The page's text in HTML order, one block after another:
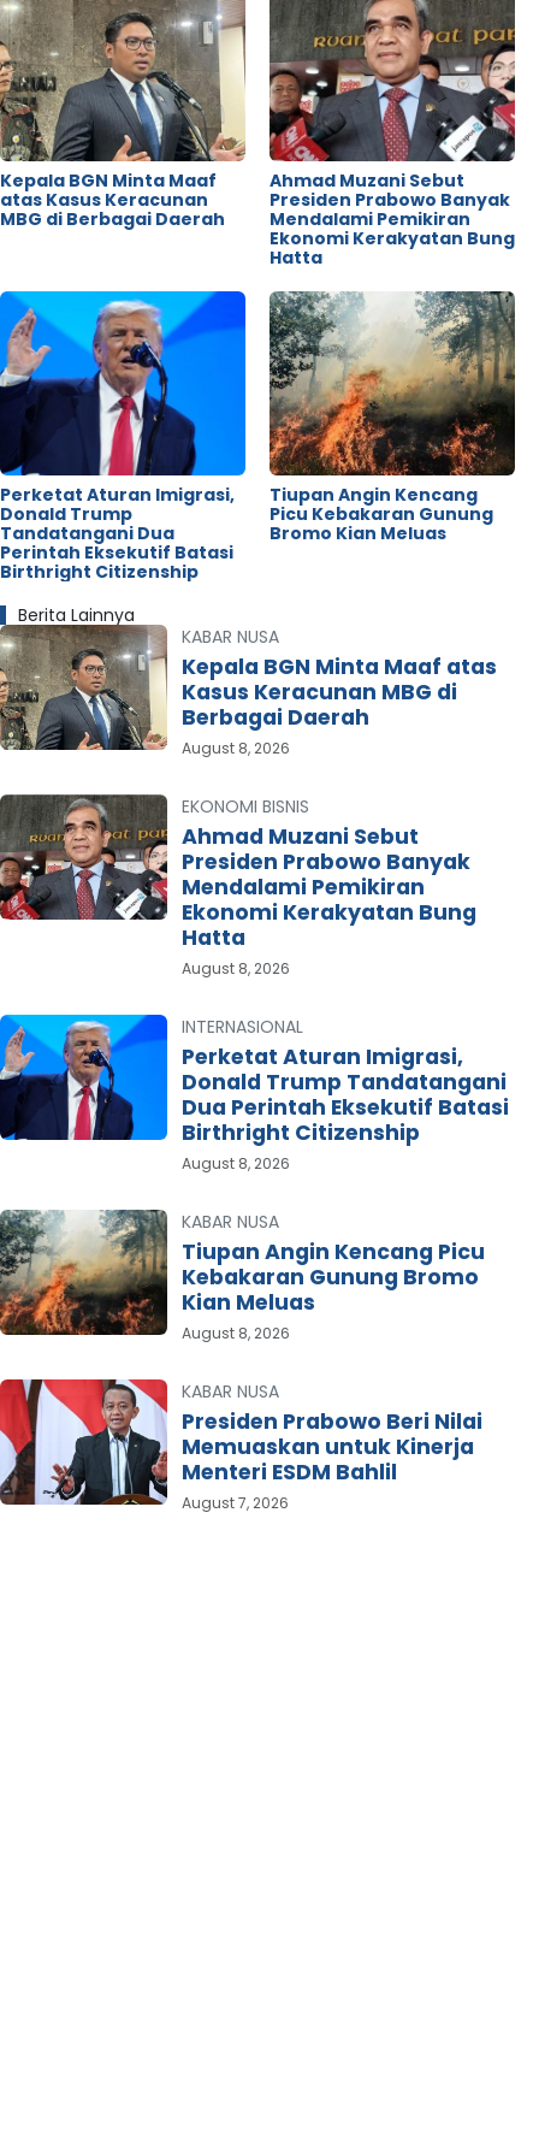
Kepala BGN Minta Maaf
atas Kasus Keracunan
MBG di Berbagai Daerah
Ahmad Muzani Sebut
Presiden Prabowo Banyak
Mendalami Pemikiran
Ekonomi Kerakyatan Bung
Hatta
Perketat Aturan Imigrasi,
Donald Trump
Tandatangani Dua
Perintah Eksekutif Batasi
Birthright Citizenship
Tiupan Angin Kencang
Picu Kebakaran Gunung
Bromo Kian Meluas
Berita Lainnya
KABAR NUSA
Kepala BGN Minta Maaf atas
Kasus Keracunan MBG di
Berbagai Daerah
August 8, 2026
EKONOMI BISNIS
Ahmad Muzani Sebut
Presiden Prabowo Banyak
Mendalami Pemikiran
Ekonomi Kerakyatan Bung
Hatta
August 8, 2026
INTERNASIONAL
Perketat Aturan Imigrasi,
Donald Trump Tandatangani
Dua Perintah Eksekutif Batasi
Birthright Citizenship
August 8, 2026
KABAR NUSA
Tiupan Angin Kencang Picu
Kebakaran Gunung Bromo
Kian Meluas
August 8, 2026
KABAR NUSA
Presiden Prabowo Beri Nilai
Memuaskan untuk Kinerja
Menteri ESDM Bahlil
August 7, 2026